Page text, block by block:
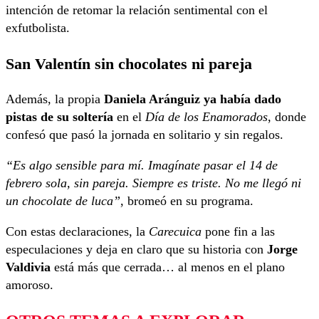
intención de retomar la relación sentimental con el
exfutbolista.
San Valentín sin chocolates ni pareja
Además, la propia Daniela Aránguiz ya había dado
pistas de su soltería en el Día de los Enamorados, donde
confesó que pasó la jornada en solitario y sin regalos.
“Es algo sensible para mí. Imagínate pasar el 14 de
febrero sola, sin pareja. Siempre es triste. No me llegó ni
un chocolate de luca”, bromeó en su programa.
Con estas declaraciones, la Carecuica pone fin a las
especulaciones y deja en claro que su historia con Jorge
Valdivia está más que cerrada… al menos en el plano
amoroso.